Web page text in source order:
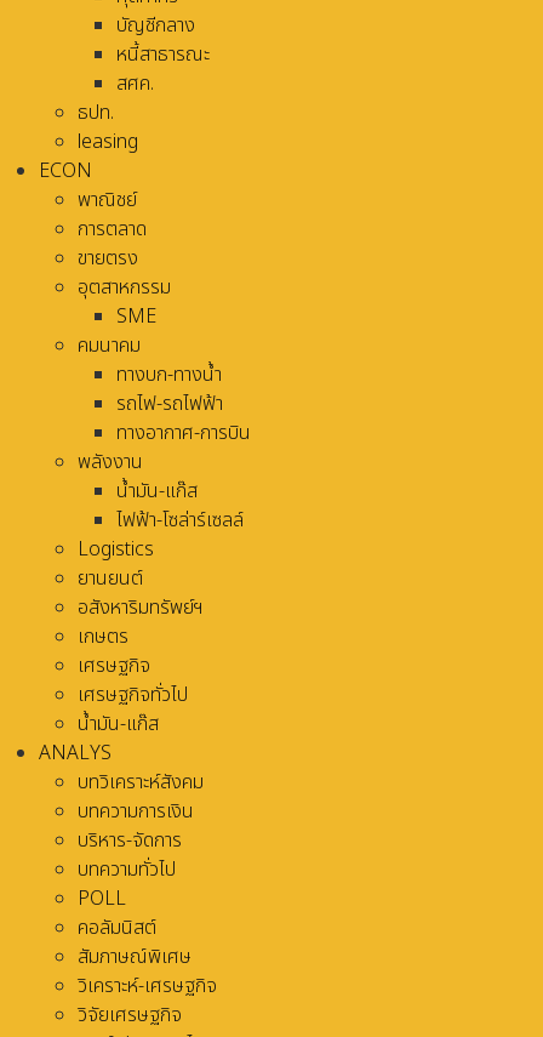
บัญชีกลาง
หนี้สาธารณะ
สศค.
ธปท.
leasing
ECON
พาณิชย์
การตลาด
ขายตรง
อุตสาหกรรม
SME
คมนาคม
ทางบก-ทางน้ำ
รถไฟ-รถไฟฟ้า
ทางอากาศ-การบิน
พลังงาน
น้ำมัน-แก๊ส
ไฟฟ้า-โซล่าร์เซลล์
Logistics
ยานยนต์
อสังหาริมทรัพย์ฯ
เกษตร
เศรษฐกิจ
เศรษฐกิจทั่วไป
น้ำมัน-แก๊ส
ANALYS
บทวิเคราะห์สังคม
บทความการเงิน
บริหาร-จัดการ
บทความทั่วไป
POLL
คอลัมนิสต์
สัมภาษณ์พิเศษ
วิเคราะห์-เศรษฐกิจ
วิจัยเศรษฐกิจ